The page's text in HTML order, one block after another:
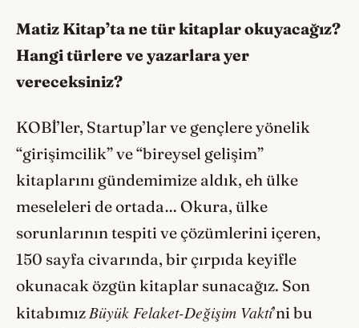
Matiz Kitap’ta ne tür kitaplar okuyacağız?
Hangi türlere ve yazarlara yer
vereceksiniz?
KOBİ’ler, Startup’lar ve gençlere yönelik
“girişimcilik” ve “bireysel gelişim”
kitaplarını gündemimize aldık, eh ülke
meseleleri de ortada… Okura, ülke
sorunlarının tespiti ve çözümlerini içeren,
150 sayfa civarında, bir çırpıda keyifle
okunacak özgün kitaplar sunacağız. Son
kitabımız Büyük Felaket-Değişim Vakti’ni bu